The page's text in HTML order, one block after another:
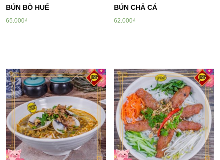
BÚN BÒ HUẾ
65.000₫
BÚN CHẢ CÁ
62.000₫